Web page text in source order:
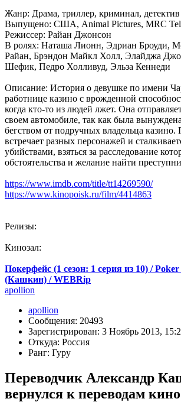
Жанр: Драма, триллер, криминал, детектив
Выпущено: США, Animal Pictures, MRC
Режиссер: Райан Джонсон
В ролях: Наташа Лионн, Эдриан Броуди,
Райан, Брэндон Майкл Холл, Элайджа
Шефик, Педро Холливуд, Эльза Кеннеди
Описание: История о девушке по имени
работнице казино с врожденной
когда кто-то из людей лжет. Она
своем автомобиле, так как была вынуждена
бегством от подручных владельца казино.
встречает разных персонажей и
убийствами, взяться за расследование
обстоятельства и желание найти
https://www.imdb.com/title/tt14269590/
https://www.kinopoisk.ru/film/4414863
Релизы:
Кинозал:
Покерфейс (1 сезон: 1 серия из 10) /
(Кашкин) / WEBRip
apollion
apollion
Сообщения: 20493
Зарегистрирован: 3 Ноябрь 2013,
Откуда: Россия
Ранг: Гуру
Переводчик Александр
вернулся к переводам